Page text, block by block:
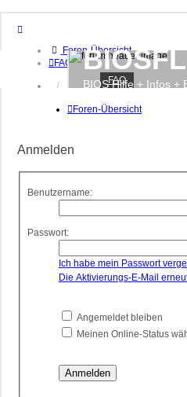
Foren-Übersicht
FAQ
Anmelden
BIOS Hilfe + Infos +
FAQ
Foren-Übersicht
Anmelden
Benutzername:
Passwort:
Ich habe mein Passwort
Die Aktivierungs-E-Mail
Angemeldet bleiben
Meinen Online-Status